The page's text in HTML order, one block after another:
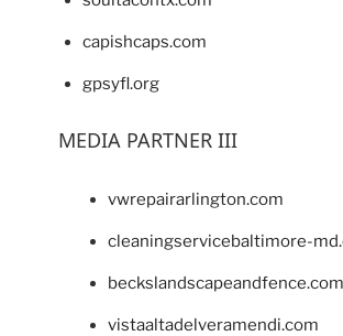
capishcaps.com
gpsyfl.org
MEDIA PARTNER III
vwrepairarlington.com
cleaningservicebaltimore-
beckslandscapeandfence.com
vistaaltadelveramendi.com